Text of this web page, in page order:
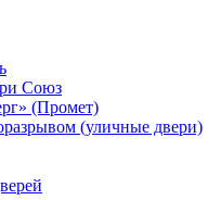
Союз
(Промет)
(уличные двери)